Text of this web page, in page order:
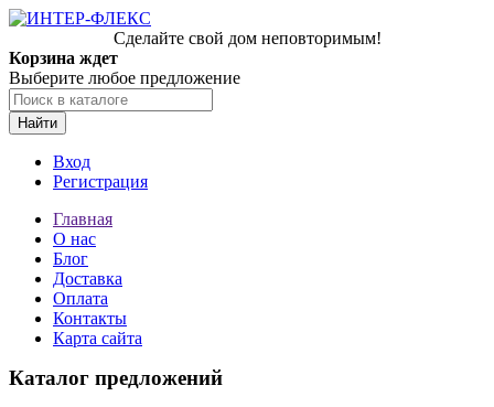
Сделайте свой дом неповторимым!
Корзина ждет
Выберите любое предложение
Найти
Вход
Регистрация
Главная
О нас
Блог
Доставка
Оплата
Контакты
Карта сайта
Каталог предложений